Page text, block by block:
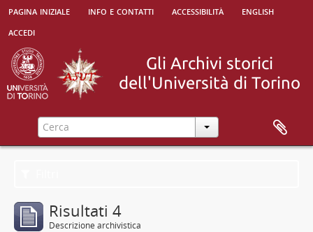
pagina iniziale info e contatti accessibilità
english
accedi
Risultati 4
Descrizione archivistica